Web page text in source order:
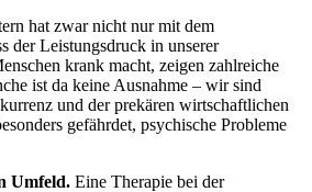
hat zwar nicht nur mit dem
der Leistungsdruck in unserer
krank macht, zeigen zahlreiche
ist da keine Ausnahme – wir sind
und der prekären wirtschaftlichen
gefährdet, psychische Probleme
Umfeld. Eine Therapie bei der